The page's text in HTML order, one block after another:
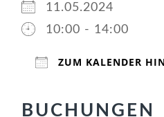
11.05.2024
10:00 - 14:00
ZUM KALENDER
BUCHUNGEN